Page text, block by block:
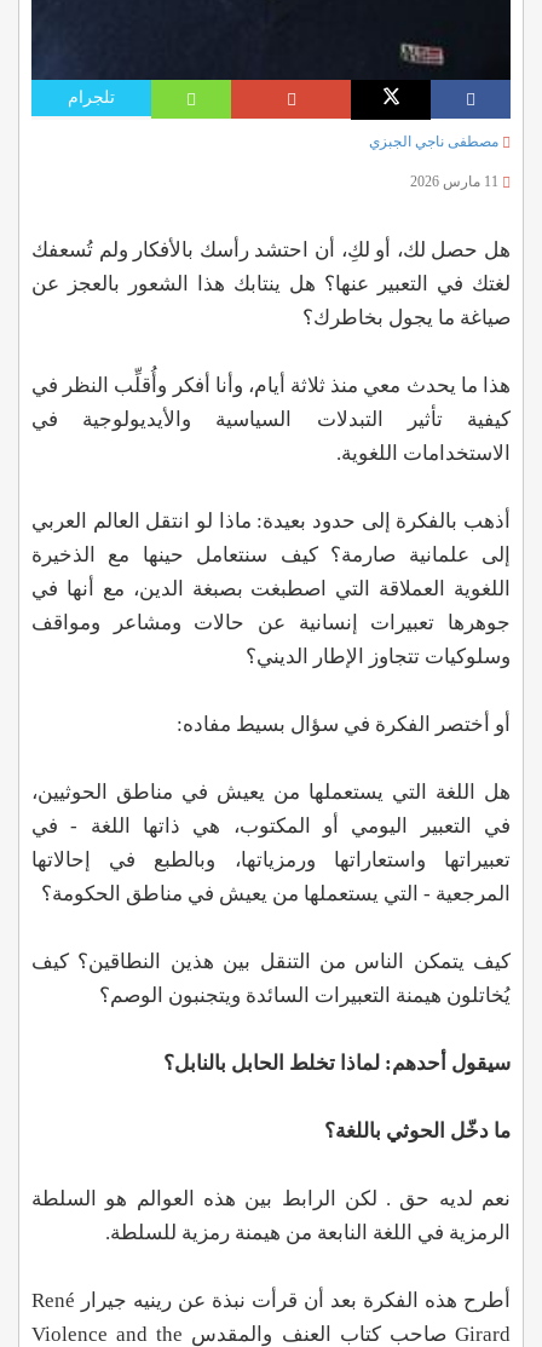
تلجرام
مصطفى ناجي الجبزي
هل حصل لك، أو لكِ، أن احتشد رأسك بالأفكار ولم تُسعفك
لغتك في التعبير عنها؟ هل ينتابك هذا الشعور بالعجز عن
صياغة ما يجول بخاطرك؟
هذا ما يحدث معي منذ ثلاثة أيام، وأنا أفكر وأُقلِّب النظر في
كيفية تأثير التبدلات السياسية والأيديولوجية في
الاستخدامات اللغوية.
أذهب بالفكرة إلى حدود بعيدة: ماذا لو انتقل العالم العربي
إلى علمانية صارمة؟ كيف سنتعامل حينها مع الذخيرة
اللغوية العملاقة التي اصطبغت بصبغة الدين، مع أنها في
جوهرها تعبيرات إنسانية عن حالات ومشاعر ومواقف
وسلوكيات تتجاوز الإطار الديني؟
أو أختصر الفكرة في سؤال بسيط مفاده:
هل اللغة التي يستعملها من يعيش في مناطق الحوثيين،
في التعبير اليومي أو المكتوب، هي ذاتها اللغة - في
تعبيراتها واستعاراتها ورمزياتها، وبالطبع في إحالاتها
المرجعية - التي يستعملها من يعيش في مناطق الحكومة؟
كيف يتمكن الناس من التنقل بين هذين النطاقين؟ كيف
يُخاتلون هيمنة التعبيرات السائدة ويتجنبون الوصم؟
سيقول أحدهم: لماذا تخلط الحابل بالنابل؟
ما دخّل الحوثي باللغة؟
نعم لديه حق . لكن الرابط بين هذه العوالم هو السلطة
الرمزية في اللغة النابعة من هيمنة رمزية للسلطة.
أطرح هذه الفكرة بعد أن قرأت نبذة عن رينيه جيرار René
Girard صاحب كتاب العنف والمقدس Violence and the